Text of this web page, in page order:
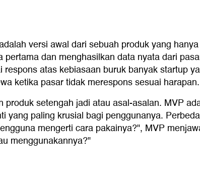
versi awal dari sebuah produk yang
dan menghasilkan data nyata dari
atas kebiasaan buruk banyak startup
ketika pasar tidak merespons sesuai harapan.
setengah jadi atau asal-asalan. MVP
yang paling krusial bagi penggunanya.
mengerti cara pakainya?", MVP
menggunakannya?"